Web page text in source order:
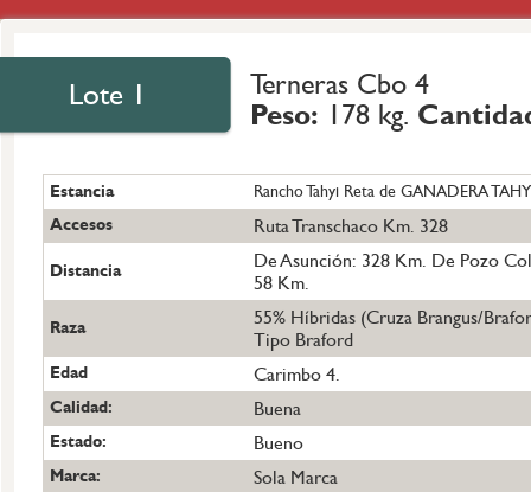
Lote 1
Terneras Cbo 4
Peso: 178 kg.
Estancia
Rancho Tahyi Reta de GANADERA
Accesos
Ruta Transchaco Km. 328
Distancia
De Asunción: 328 Km. De Pozo
58 Km.
Raza
55% Híbridas (Cruza Brangus/
Tipo Braford
Edad Carimbo 4.
Calidad: Buena
Estado: Bueno
Marca: Sola Marca